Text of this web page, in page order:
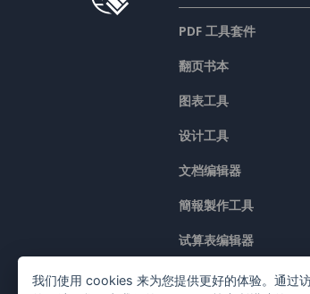
PDF 工具套件
翻页书本
图表工具
设计工具
文档编辑器
簡報製作工具
试算表编辑器
价格
我们使用 cookies 来为您提供更好的体验。通过